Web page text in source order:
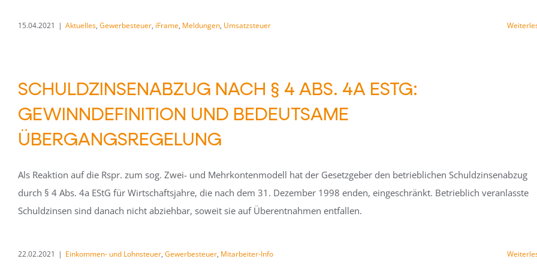
15.04.2021 | Aktuelles, Gewerbesteuer, iFrame, Meldungen, Umsatzsteuer
SCHULDZINSENABZUG NACH § 4 ABS. 4A ESTG:
GEWINNDEFINITION UND BEDEUTSAME
ÜBERGANGSREGELUNG
Als Reaktion auf die Rspr. zum sog. Zwei- und Mehrkontenmodell hat der Gesetzgeber den betrieblichen Schuldzinsenabzug
durch § 4 Abs. 4a EStG für Wirtschaftsjahre, die nach dem 31. Dezember 1998 enden, eingeschränkt. Betrieblich veranlasste
Schuldzinsen sind danach nicht abziehbar, soweit sie auf Überentnahmen entfallen.
22.02.2021 | Einkommen- und Lohnsteuer, Gewerbesteuer, Mitarbeiter-Info